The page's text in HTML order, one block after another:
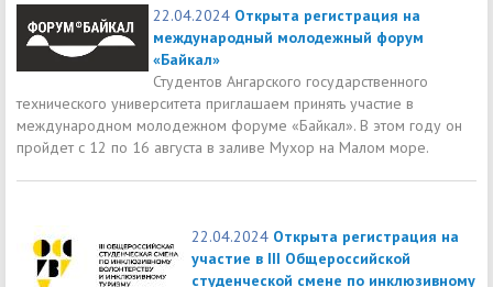
22.04.2024 Открыта регистрация на
международный молодежный форум
«Байкал»
Студентов Ангарского государственного
технического университета приглашаем принять участие в
международном молодежном форуме «Байкал». В этом году он
пройдет с 12 по 16 августа в заливе Мухор на Малом море.
22.04.2024 Открыта регистрация на
участие в III Общероссийской
студенческой смене по инклюзивному